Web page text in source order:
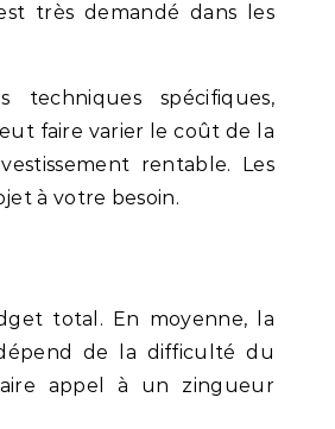
très demandé dans les
techniques spécifiques,
faire varier le coût de la
rentable. Les
à votre besoin.
total. En moyenne, la
de la difficulté du
appel à un zingueur